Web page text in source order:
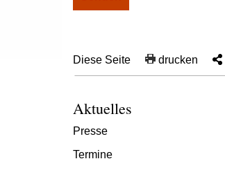
Diese Seite drucken
Aktuelles
Presse
Termine